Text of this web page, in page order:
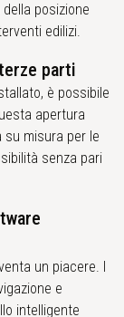
posizione
edilizi.
parti
è possibile
apertura
misura per le
senza pari
un piacere. I
e
intelligente